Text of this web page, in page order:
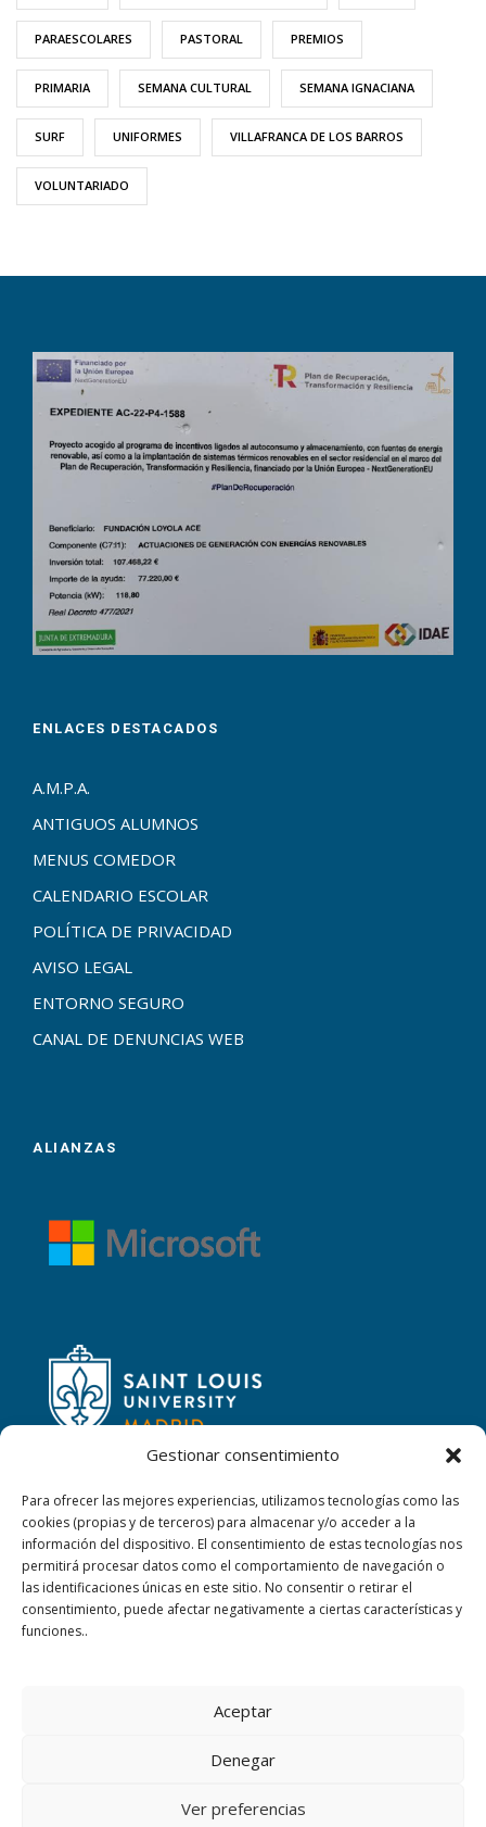
Gestionar consentimiento
Para ofrecer las mejores experiencias, utilizamos tecnologías como las
cookies (propias y de terceros) para almacenar y/o acceder a la
información del dispositivo. El consentimiento de estas tecnologías nos
permitirá procesar datos como el comportamiento de navegación o
las identificaciones únicas en este sitio. No consentir o retirar el
consentimiento, puede afectar negativamente a ciertas características y
funciones..
Aceptar
Denegar
Ver preferencias
PARAESCOLARES PASTORAL PREMIOS
PRIMARIA SEMANA CULTURAL SEMANA IGNACIANA
SURF UNIFORMES VILLAFRANCA DE LOS BARROS
VOLUNTARIADO
ENLACES DESTACADOS
A.M.P.A.
ANTIGUOS ALUMNOS
MENUS COMEDOR
CALENDARIO ESCOLAR
POLÍTICA DE PRIVACIDAD
AVISO LEGAL
ENTORNO SEGURO
CANAL DE DENUNCIAS WEB
ALIANZAS
CONTACTAR
Calle San Ignacio, 2,
06220 Villafranca de los Barros (Badajoz)
sanjosevillafranca@fundacionloyola.es